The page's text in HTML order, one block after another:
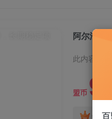
阿尔法托
此内容为
盟币 9.9
年卡